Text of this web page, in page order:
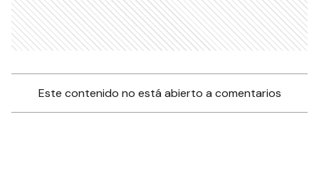
Este contenido no está abierto a comentarios